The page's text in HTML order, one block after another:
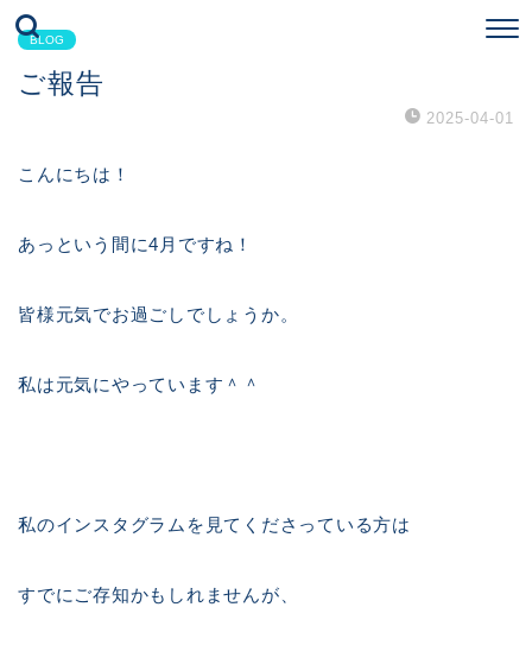
BLOG
ご報告
2025-04-01
こんにちは！
あっという間に4月ですね！
皆様元気でお過ごしでしょうか。
私は元気にやっています＾＾
私のインスタグラムを見てくださっている方は
すでにご存知かもしれませんが、